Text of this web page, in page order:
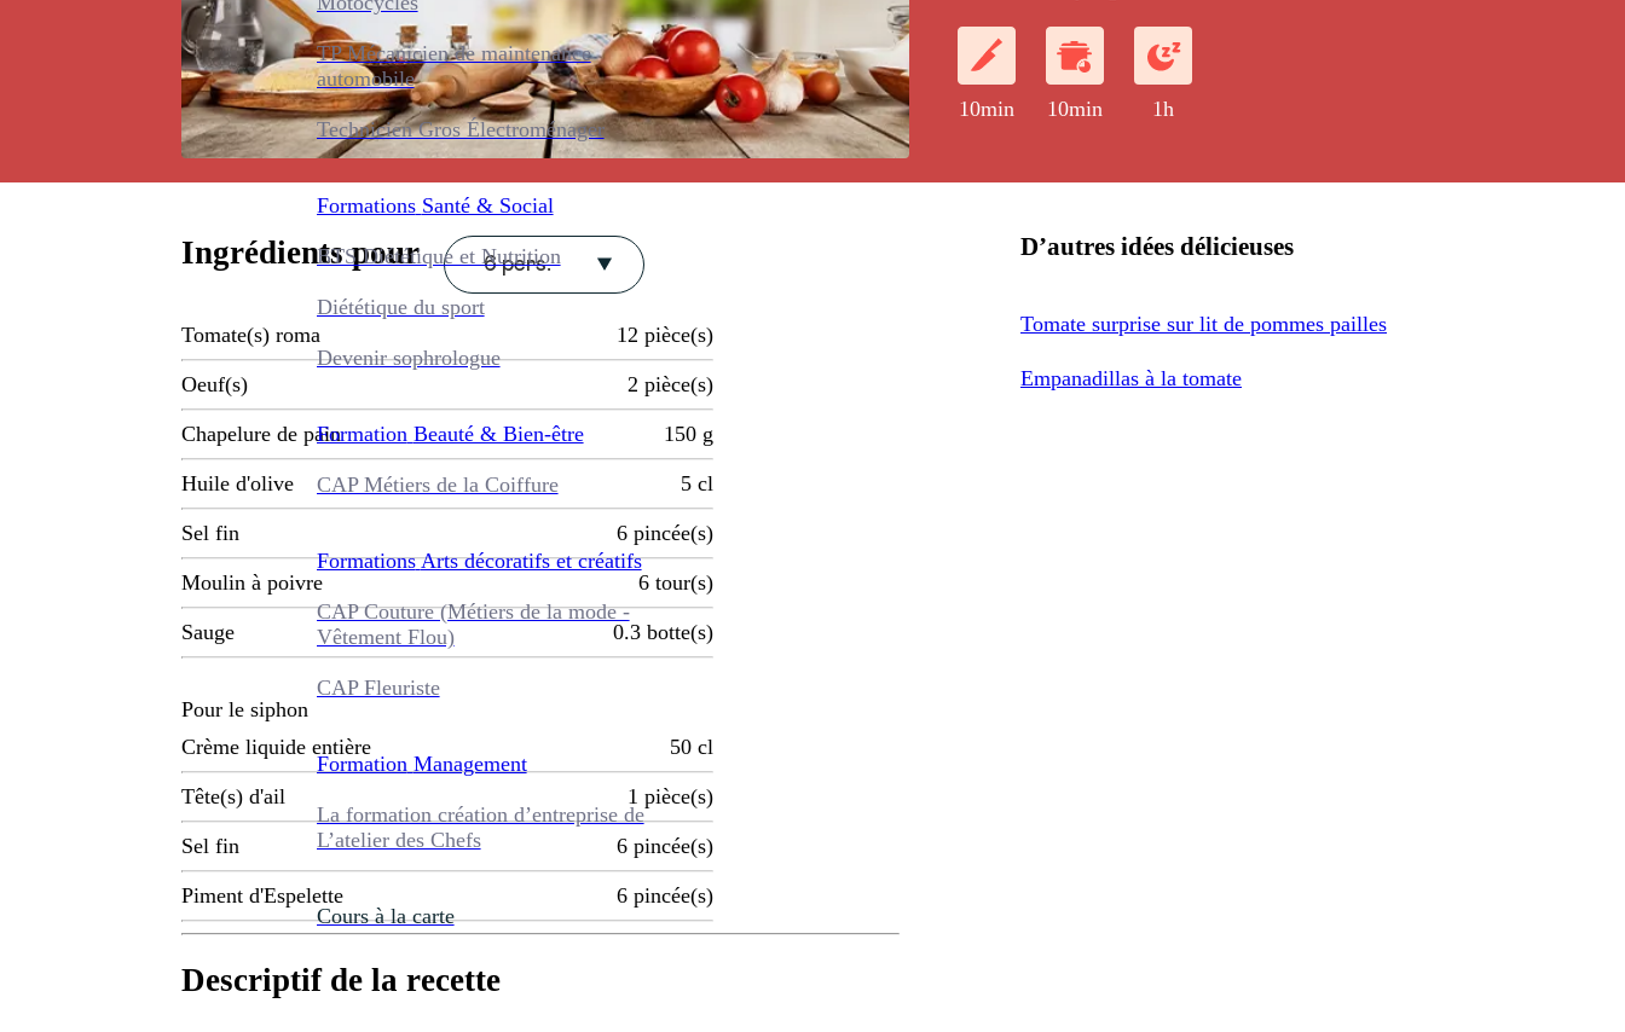
TP Mécanicien de maintenance
automobile
Technicien Gros Électroménager
Formations Santé & Social
BTS Diététique et Nutrition
Diététique du sport
Devenir sophrologue
Formation Beauté & Bien-être
CAP Métiers de la Coiffure
Formations Arts décoratifs et créatifs
CAP Couture (Métiers de la mode -
Vêtement Flou)
CAP Fleuriste
Formation Management
La formation création d’entreprise de
L’atelier des Chefs
Cours à la carte
10min 10min 1h
Ingrédients pour 6 pers.
Tomate(s) roma 12 pièce(s)
Oeuf(s) 2 pièce(s)
Chapelure de pain 150 g
Huile d'olive 5 cl
Sel fin 6 pincée(s)
Moulin à poivre 6 tour(s)
Sauge 0.3 botte(s)
Pour le siphon
Crème liquide entière
50 cl
Tête(s) d'ail 1 pièce(s)
Sel fin 6 pincée(s)
Piment d'Espelette 6 pincée(s)
Descriptif de la recette
D’autres idées délicieuses
Tomate surprise sur lit de pommes pailles
Empanadillas à la tomate